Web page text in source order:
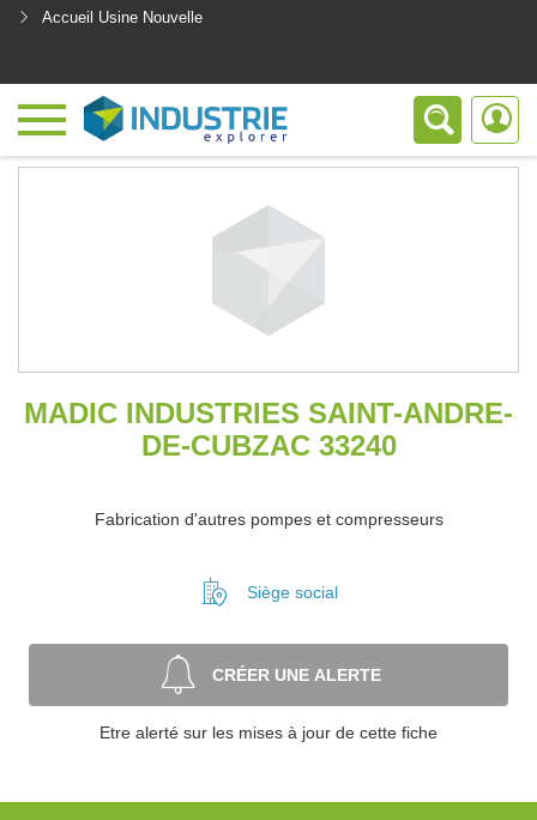
Accueil Usine Nouvelle
MADIC INDUSTRIES SAINT-ANDRE-
DE-CUBZAC 33240
Fabrication d'autres pompes et compresseurs
Siège social
CRÉER UNE ALERTE
Etre alerté sur les mises à jour de cette fiche